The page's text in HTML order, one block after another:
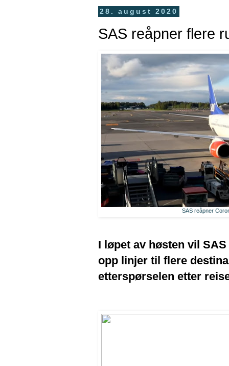
28. august 2020
SAS reåpner flere
SAS reåpner
I løpet av høsten vil
opp linjer til flere
etterspørselen etter